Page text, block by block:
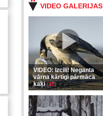
VIDEO GALERIJAS
VIDEO: Izcili! Neganta
vārna kārtīgi pārmāca
kaķi(37)